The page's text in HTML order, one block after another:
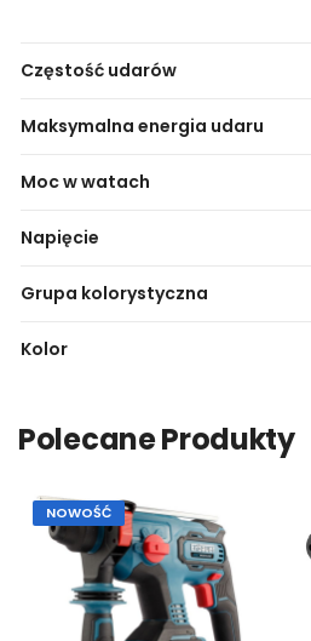
Częstość udarów
Maksymalna energia udaru
Moc w watach
Napięcie
Grupa kolorystyczna
Kolor
Polecane Produkty
NOWOŚĆ